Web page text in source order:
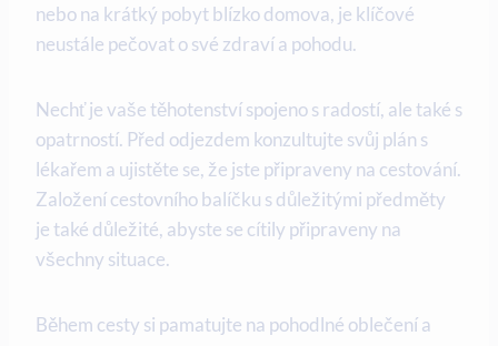
nebo na krátký pobyt blízko domova, je klíčové
neustále pečovat o své zdraví‌ a pohodu.
Nechť‍ je vaše těhotenství spojeno ⁣s radostí, ale také s
opatrností. Před‌ odjezdem konzultujte​ svůj plán s
lékařem a ujistěte se, že jste připraveny na cestování.
Založení cestovního balíčku s důležitými předměty
je také důležité, abyste⁢ se cítily připraveny ⁣na
všechny situace.
Během⁢ cesty si pamatujte na pohodlné oblečení a